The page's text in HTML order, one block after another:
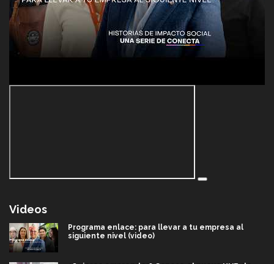
Videos
Programa enlace: para llevar a tu empresa al
siguiente nivel (video)